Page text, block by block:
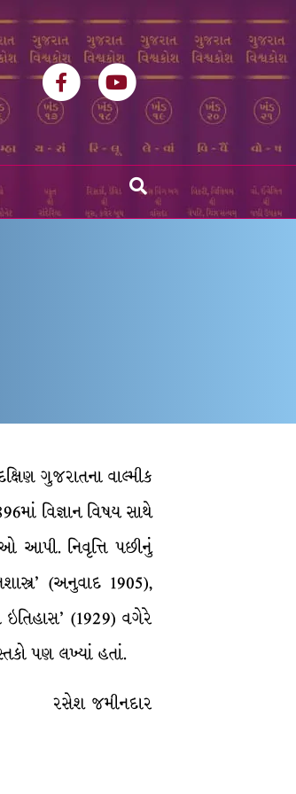
FacebookYoutube
ગુજરાતના વાલ્મીક
વિજ્ઞાન વિષય સાથે
આપી. નિવૃત્તિ પછીનું
(અનુવાદ 1905),
ઇતિહાસ’ (1929) વગેરે
પણ લખ્યાં હતાં.
રસેશ જમીનદાર